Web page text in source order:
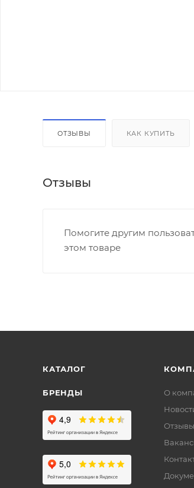
ОТЗЫВЫ КАК КУПИТЬ
Отзывы
Помогите другим
этом товаре
КАТАЛОГ
БРЕНДЫ
О
Отзывы